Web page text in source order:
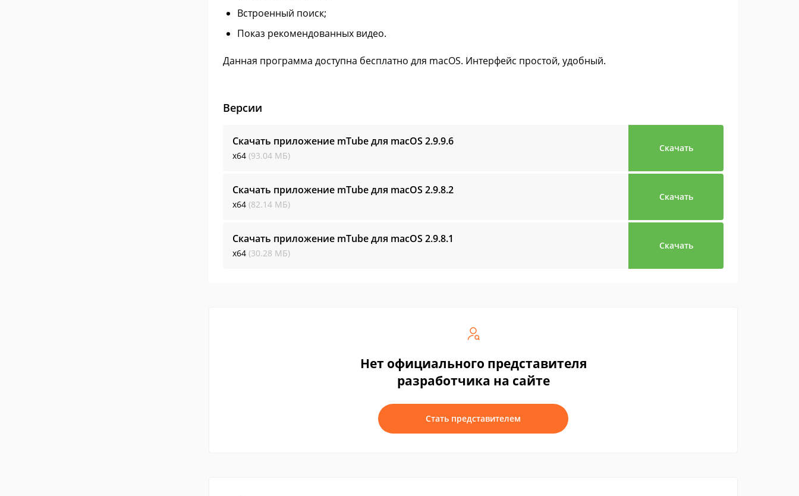
Встроенный поиск;
Показ рекомендованных видео.
Данная программа доступна бесплатно для macOS. Интерфейс простой, удобный.
Версии
Скачать приложение mTube для macOS 2.9.9.6
x64 (93.04 МБ)
Скачать
Скачать приложение mTube для macOS 2.9.8.2
x64 (82.14 МБ)
Скачать
Скачать приложение mTube для macOS 2.9.8.1
x64 (30.28 МБ)
Скачать
Нет официального представителя
разработчика на сайте
Стать представителем